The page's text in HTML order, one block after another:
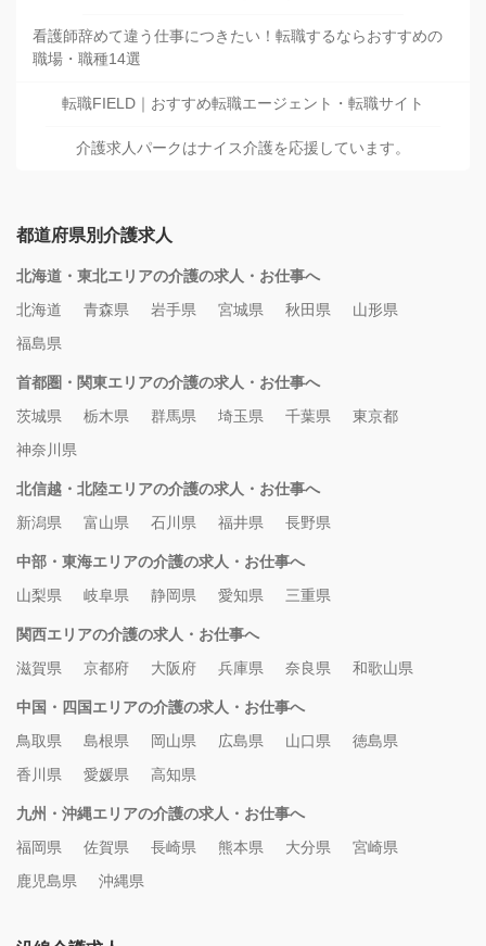
看護師辞めて違う仕事につきたい！転職するならおすすめの
職場・職種14選
転職FIELD｜おすすめ転職エージェント・転職サイト
介護求人パークはナイス介護を応援しています。
都道府県別介護求人
北海道・東北エリアの介護の求人・お仕事へ
北海道
青森県 岩手県 宮城県 秋田県
山形県
福島県
首都圏・関東エリアの介護の求人・お仕事へ
茨城県
栃木県 群馬県 埼玉県 千葉県
東京都
神奈川県
北信越・北陸エリアの介護の求人・お仕事へ
新潟県
富山県 石川県 福井県 長野県
中部・東海エリアの介護の求人・お仕事へ
山梨県
岐阜県 静岡県 愛知県 三重県
関西エリアの介護の求人・お仕事へ
滋賀県
京都府 大阪府 兵庫県 奈良県 和歌山県
中国・四国エリアの介護の求人・お仕事へ
鳥取県
島根県 岡山県 広島県 山口県
徳島県
香川県
愛媛県 高知県
九州・沖縄エリアの介護の求人・お仕事へ
福岡県
佐賀県 長崎県 熊本県 大分県
宮崎県
鹿児島県
沖縄県